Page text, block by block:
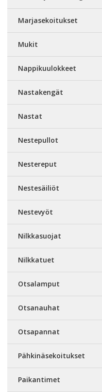
Marjasekoitukset
Mukit
Nappikuulokkeet
Nastakengät
Nastat
Nestepullot
Nestereput
Nestesäiliöt
Nestevyöt
Nilkkasuojat
Nilkkatuet
Otsalamput
Otsanauhat
Otsapannat
Pähkinäsekoitukset
Paikantimet